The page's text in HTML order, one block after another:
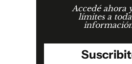
Accedé ahora
límites a